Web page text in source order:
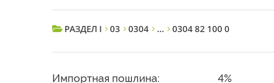
РАЗДЕЛ I 03 0304 … 0304 82 100 0
Импортная пошлина: 4%